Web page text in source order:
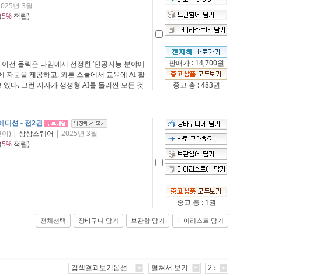
년 3월
5% 적립)
선 몰릭은 타임에서 선정한 ‘인공지능 분야에
자문을 제공하고, 와튼 스쿨에서 교육에 AI 활
다. 그런 저자가 생성형 AI를 둘러싼 모든 것
판매가 : 14,700원
중고 총 : 483권
디션 - 전2권
이) | 상상스퀘어 | 2025년 3월
5% 적립)
중고 총 : 1권
전체선택 장바구니 담기 보관함 담기 마이리스트 담기
검색결과보기옵션 펼쳐서 보기 25